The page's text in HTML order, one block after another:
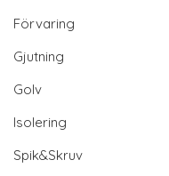
Förvaring
Gjutning
Golv
Isolering
Spik&Skruv